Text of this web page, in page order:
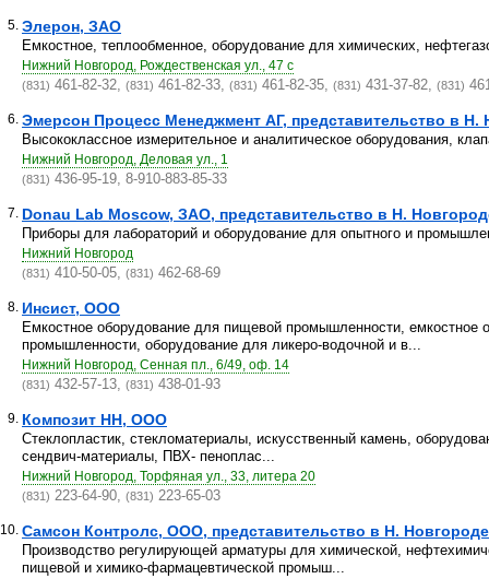
5. Элерон, ЗАО
Емкостное, теплообменное, оборудование для химических,
Нижний Новгород, Рождественская ул., 47 с
(831) 461-82-32, (831) 461-82-33, (831) 461-82-35, (831) 431-37-82, (831)
6. Эмерсон Процесс Менеджмент АГ, представительство в Н.
Высококлассное измерительное и аналитическое оборудования,
Нижний Новгород, Деловая ул., 1
(831) 436-95-19, 8-910-883-85-33
7. Donau Lab Moscow, ЗАО, представительство в Н.
Приборы для лабораторий и оборудование для опытного и
Нижний Новгород
(831) 410-50-05, (831) 462-68-69
8. Инсист, ООО
Емкостное оборудование для пищевой промышленности, емкостное
промышленности, оборудование для ликеро-водочной и в...
Нижний Новгород, Сенная пл., 6/49, оф. 14
(831) 432-57-13, (831) 438-01-93
9. Композит НН, ООО
Стеклопластик, стекломатериалы, искусственный камень,
сендвич-материалы, ПВХ- пеноплас...
Нижний Новгород, Торфяная ул., 33, литера 20
(831) 223-64-90, (831) 223-65-03
10. Самсон Контролс, ООО, представительство в Н. Новгороде
Производство регулирующей арматуры для химической,
пищевой и химико-фармацевтической промыш...